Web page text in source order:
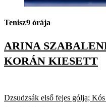
Tenisz9 órája
ARINA
KORÁN KIESETT
Dzsudzsák első fejes gólja;